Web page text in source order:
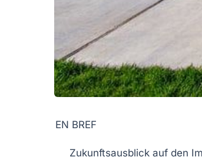
EN BREF
Zukunftsausblick auf den